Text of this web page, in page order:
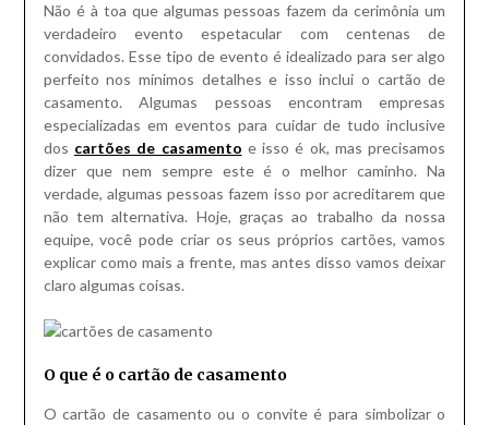
Não é à toa que algumas pessoas fazem da cerimônia um
verdadeiro evento espetacular com centenas de
convidados. Esse tipo de evento é idealizado para ser algo
perfeito nos mínimos detalhes e isso inclui o cartão de
casamento. Algumas pessoas encontram empresas
especializadas em eventos para cuidar de tudo inclusive
dos cartões de casamento e isso é ok, mas precisamos
dizer que nem sempre este é o melhor caminho. Na
verdade, algumas pessoas fazem isso por acreditarem que
não tem alternativa. Hoje, graças ao trabalho da nossa
equipe, você pode criar os seus próprios cartões, vamos
explicar como mais a frente, mas antes disso vamos deixar
claro algumas coisas.
O que é o cartão de casamento
O cartão de casamento ou o convite é para simbolizar o